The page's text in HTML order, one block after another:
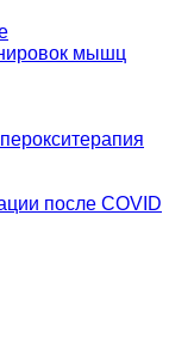
мышц
после СOVID